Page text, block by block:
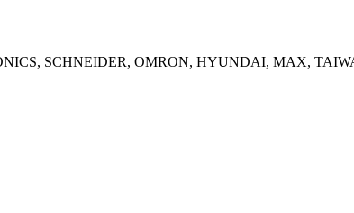
SCHNEIDER, OMRON, HYUNDAI, MAX,